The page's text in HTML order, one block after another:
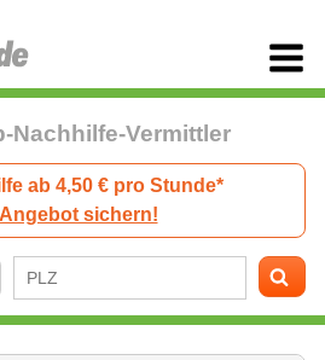
Nachhilfe-Vermittler
ab 4,50 € pro Stunde*
sichern!